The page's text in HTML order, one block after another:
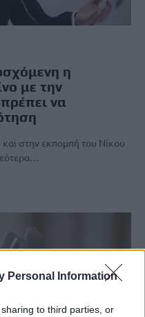
Personal Information
to third parties, or
η
με την
να
στην εκπομπή του Νίκου